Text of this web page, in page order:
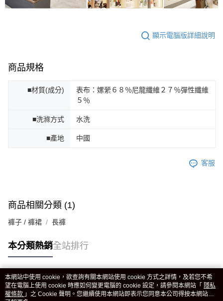
顯示電腦版詳細說明
商品規格
■材質(成分)
表布：嫘縈６８％尼龍纖維２７％彈性纖維
５％
■洗滌方式 水洗
■產地 中國
客服
商品相關分類 (1)
褲子 / 褲裙 長褲
本分類熱銷全站排行
熱門標籤
本網站中使用 cookie，欲查詢有關本網站使用 cookie 方式之詳情，及若您不希
望在電腦上使用 cookie 時應如何變更電腦的 cookie 設定，請參閱本網站「 隱私
權條款 」之 Cookie 聲明。您繼續使用本網站即表示您同意本公司得按本網站使